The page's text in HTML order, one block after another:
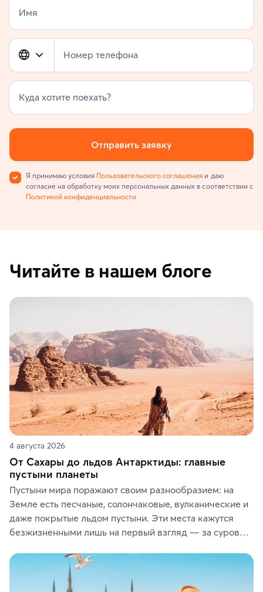
Имя
Номер телефона
Куда хотите поехать?
Отправить заявку
Я принимаю условия Пользовательского соглашения и даю
согласие на обработку моих персональных данных в соответствии с
Политикой конфиденциальности
Читайте в нашем блоге
4 августа 2026
От Сахары до льдов Антарктиды: главные
пустыни планеты
Пустыни мира поражают своим разнообразием: на
Земле есть песчаные, солончаковые, вулканические и
даже покрытые льдом пустыни. Эти места кажутся
безжизненными лишь на первый взгляд — за суровой
животные и маршруты, которые дарят одни из самых
ярких впечатлений от путешествий.